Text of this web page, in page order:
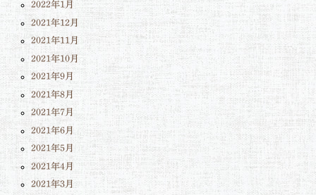
2022年1月
2021年12月
2021年11月
2021年10月
2021年9月
2021年8月
2021年7月
2021年6月
2021年5月
2021年4月
2021年3月